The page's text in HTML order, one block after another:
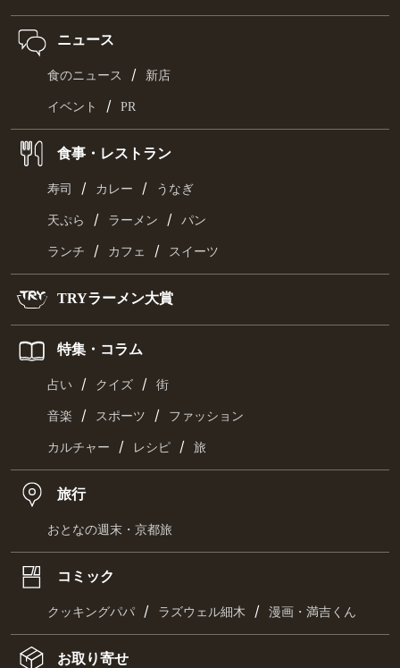
ニュース
食のニュース / 新店
イベント / PR
食事・レストラン
寿司 / カレー / うなぎ
天ぷら / ラーメン / パン
ランチ / カフェ / スイーツ
TRYラーメン大賞
特集・コラム
占い / クイズ / 街
音楽 / スポーツ / ファッション
カルチャー / レシピ / 旅
旅行
おとなの週末・京都旅
コミック
クッキングパパ / ラズウェル細木 / 漫画・満吉くん
お取り寄せ